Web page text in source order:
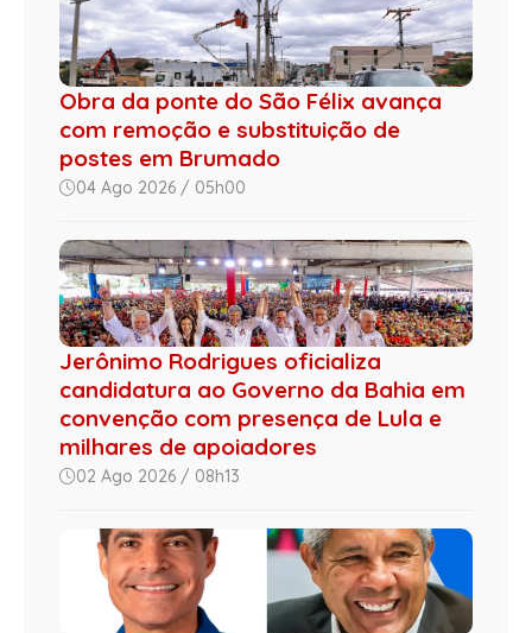
Obra da ponte do São Félix avança
com remoção e substituição de
postes em Brumado
04 Ago 2026 / 05h00
Jerônimo Rodrigues oficializa
candidatura ao Governo da Bahia em
convenção com presença de Lula e
milhares de apoiadores
02 Ago 2026 / 08h13